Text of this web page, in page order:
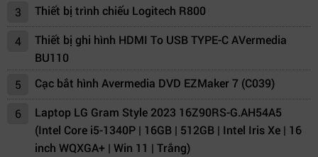
3 Thiết bị trình chiếu Logitech R800
4
Thiết bị ghi hình HDMI To USB TYPE-C AVermedia
BU110
5
Cạc bắt hình Avermedia DVD EZMaker 7 (C039)
6
Laptop LG Gram Style 2023 16Z90RS-G.AH54A5
(Intel Core i5-1340P | 16GB | 512GB | Intel Iris Xe | 16
inch WQXGA+ | Win 11 | Trắng)